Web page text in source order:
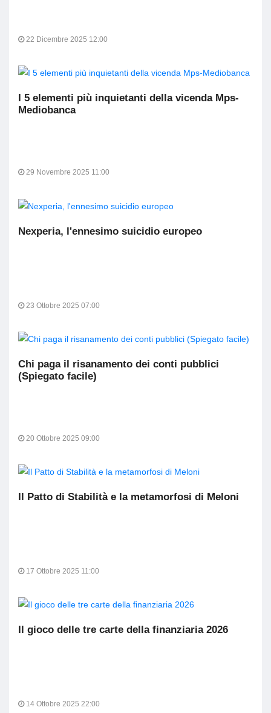
22 Dicembre 2025 12:00
I 5 elementi più inquietanti della vicenda Mps-
Mediobanca
29 Novembre 2025 11:00
Nexperia, l'ennesimo suicidio europeo
23 Ottobre 2025 07:00
Chi paga il risanamento dei conti pubblici
(Spiegato facile)
20 Ottobre 2025 09:00
Il Patto di Stabilità e la metamorfosi di Meloni
17 Ottobre 2025 11:00
Il gioco delle tre carte della finanziaria 2026
14 Ottobre 2025 22:00